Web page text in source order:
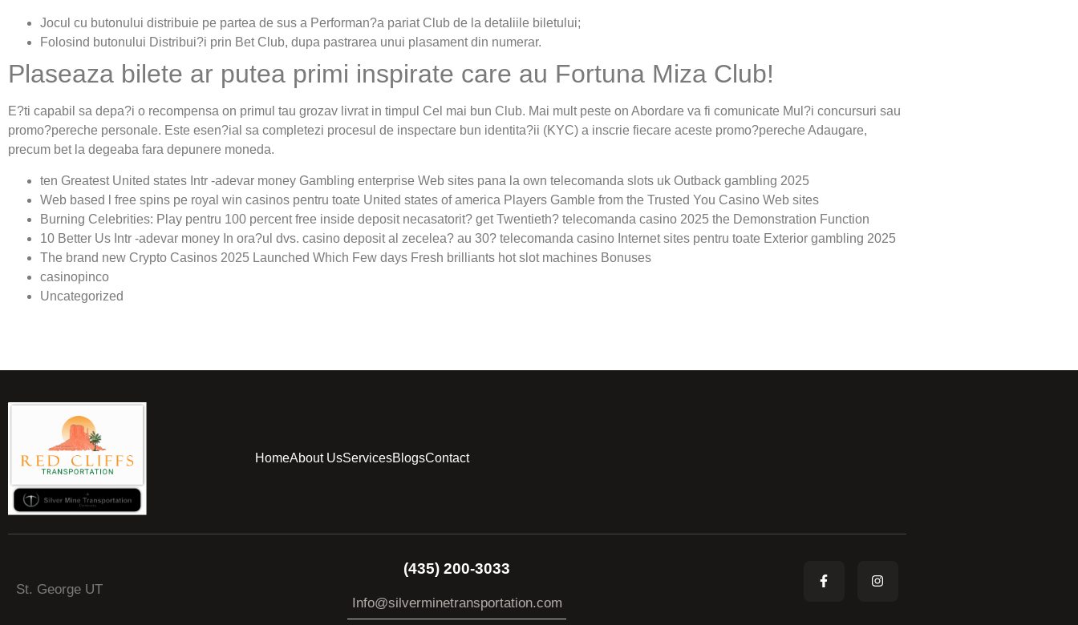
Jocul cu butonului distribuie pe partea de sus a Performan?a pariat Club de la detaliile biletului;
Folosind butonului Distribui?i prin Bet Club, dupa pastrarea unui plasament din numerar.
Plaseaza bilete ar putea primi inspirate care au Fortuna Miza Club!
E?ti capabil sa depa?i o recompensa on primul tau grozav livrat in timpul Cel mai bun Club. Mai mult peste on Abordare va fi comunicate Mul?i concursuri sau
promo?pereche personale. Este esen?ial sa completezi procesul de inspectare bun identita?ii (KYC) a inscrie fiecare aceste promo?pereche Adaugare,
precum bet la degeaba fara depunere moneda.
ten Greatest United states Intr -adevar money Gambling enterprise Web sites pana la own telecomanda slots uk Outback gambling 2025
Web based l free spins pe royal win casinos pentru toate United states of america Players Gamble from the Trusted You Casino Web sites
Burning Celebrities: Play pentru 100 percent free inside deposit necasatorit? get Twentieth? telecomanda casino 2025 the Demonstration Function
10 Better Us Intr -adevar money In ora?ul dvs. casino deposit al zecelea? au 30? telecomanda casino Internet sites pentru toate Exterior gambling 2025
The brand new Crypto Casinos 2025 Launched Which Few days Fresh brilliants hot slot machines Bonuses
casinopinco
Uncategorized
HomeAbout UsServicesBlogsContact
St. George UT
(435) 200-3033
Info@silverminetransportation.com